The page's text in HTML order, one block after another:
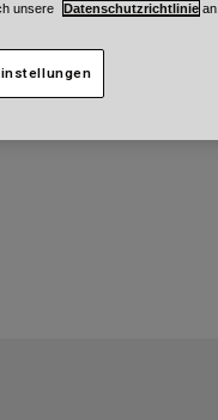
Custom 500
unsere
Datenschutzrichtlinie an.